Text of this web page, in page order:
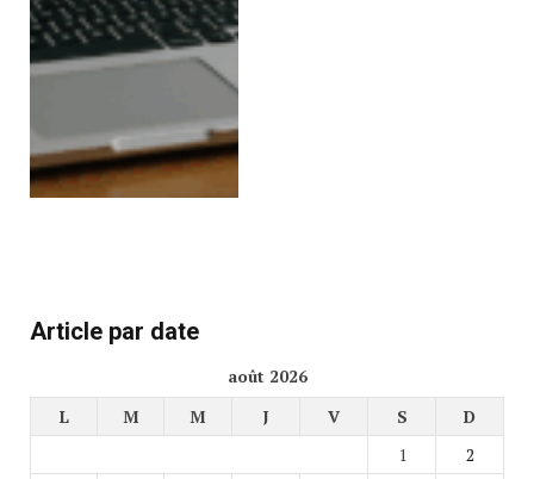
Article par date
août 2026
L
M M J V S
D
1
2